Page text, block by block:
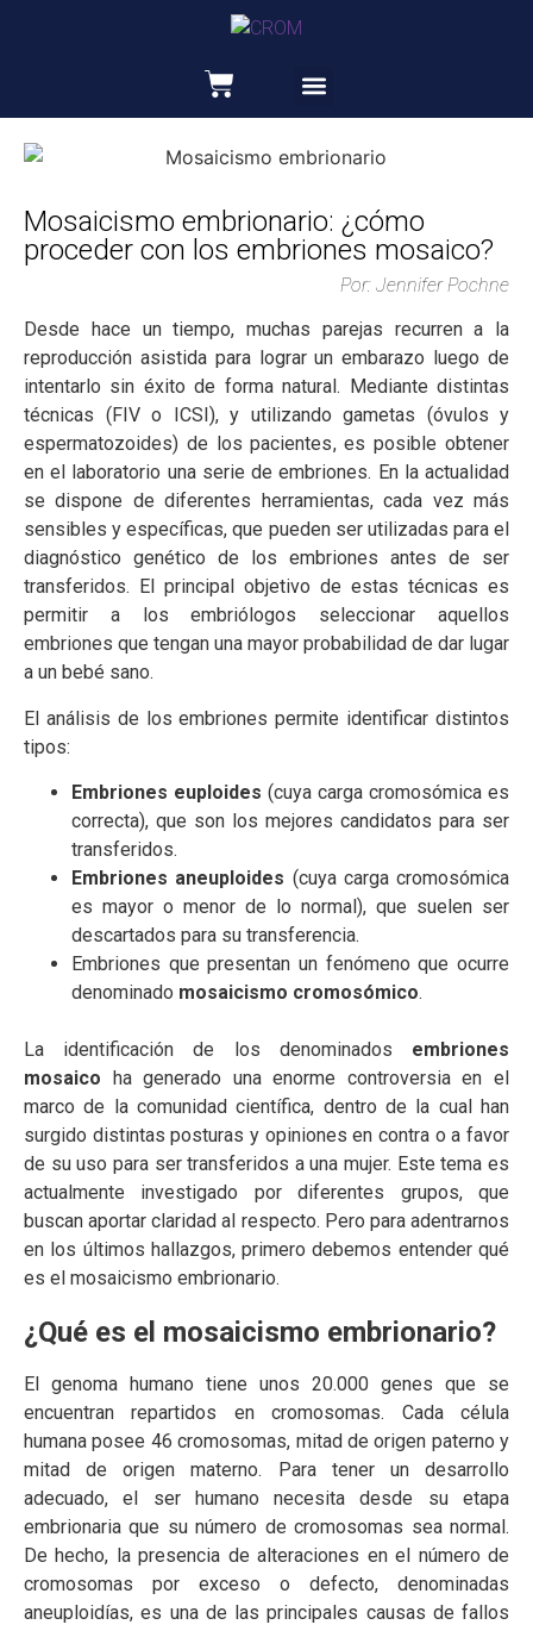
Mosaicismo embrionario: ¿cómo
proceder con los embriones mosaico?
Por: Jennifer Pochne
Desde hace un tiempo, muchas parejas recurren a la
reproducción asistida para lograr un embarazo luego de
intentarlo sin éxito de forma natural. Mediante distintas
técnicas (FIV o ICSI), y utilizando gametas (óvulos y
espermatozoides) de los pacientes, es posible obtener
en el laboratorio una serie de embriones. En la actualidad
se dispone de diferentes herramientas, cada vez más
sensibles y específicas, que pueden ser utilizadas para el
diagnóstico genético de los embriones antes de ser
transferidos. El principal objetivo de estas técnicas es
permitir a los embriólogos seleccionar aquellos
embriones que tengan una mayor probabilidad de dar lugar
a un bebé sano.
El análisis de los embriones permite identificar distintos
tipos:
Embriones euploides (cuya carga cromosómica es
correcta), que son los mejores candidatos para ser
transferidos.
Embriones aneuploides (cuya carga cromosómica
es mayor o menor de lo normal), que suelen ser
descartados para su transferencia.
Embriones que presentan un fenómeno que ocurre
denominado mosaicismo cromosómico.
La identificación de los denominados embriones
mosaico ha generado una enorme controversia en el
marco de la comunidad científica, dentro de la cual han
surgido distintas posturas y opiniones en contra o a favor
de su uso para ser transferidos a una mujer. Este tema es
actualmente investigado por diferentes grupos, que
buscan aportar claridad al respecto. Pero para adentrarnos
en los últimos hallazgos, primero debemos entender qué
es el mosaicismo embrionario.
¿Qué es el mosaicismo embrionario?
El genoma humano tiene unos 20.000 genes que se
encuentran repartidos en cromosomas. Cada célula
humana posee 46 cromosomas, mitad de origen paterno y
mitad de origen materno. Para tener un desarrollo
adecuado, el ser humano necesita desde su etapa
embrionaria que su número de cromosomas sea normal.
De hecho, la presencia de alteraciones en el número de
cromosomas por exceso o defecto, denominadas
aneuploidías, es una de las principales causas de fallos